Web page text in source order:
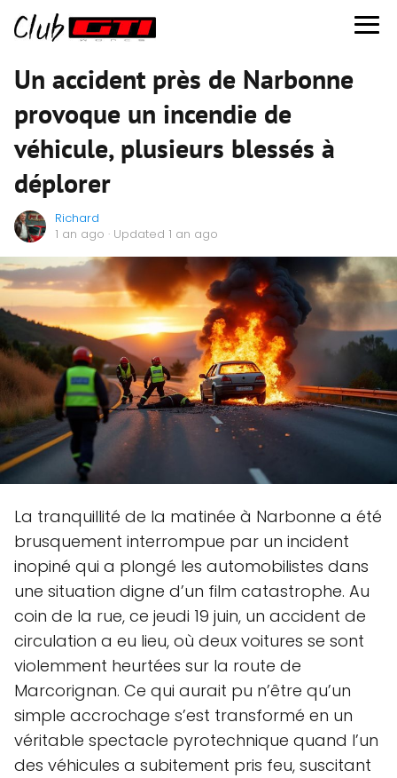
Un accident près de Narbonne
provoque un incendie de
véhicule, plusieurs blessés à
déplorer
Richard
1 an ago · Updated 1 an ago
La tranquillité de la matinée à Narbonne a été
brusquement interrompue par un incident
inopiné qui a plongé les automobilistes dans
une situation digne d’un film catastrophe. Au
coin de la rue, ce jeudi 19 juin, un accident de
circulation a eu lieu, où deux voitures se sont
violemment heurtées sur la route de
Marcorignan. Ce qui aurait pu n’être qu’un
simple accrochage s’est transformé en un
véritable spectacle pyrotechnique quand l’un
des véhicules a subitement pris feu, suscitant